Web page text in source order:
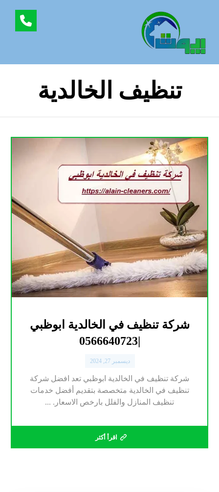
تنظيف الخالدية
شركة تنظيف في الخالدية ابوظبي
|0566640723
ديسمبر 27, 2024
شركة تنظيف في الخالدية ابوظبي تعد افضل شركة
تنظيف في الخالدية متخصصة بتقديم أفضل خدمات
تنظيف المنازل والفلل بارخص الاسعار. ...
اقرأ أكثر